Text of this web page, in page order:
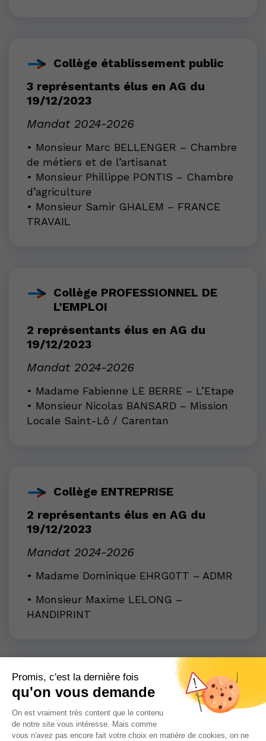
Collège établissement public
3 représentants élus en AG du
19/12/2023
Mandat 2024-2026
• Monsieur Marc BELLENGER – Chambre
de métiers et de l’artisanat
• Monsieur Phillippe PONTIS – Chambre
d’agriculture
• Monsieur Samir GHALEM – FRANCE
TRAVAIL
Collège PROFESSIONNEL DE
L’EMPLOI
2 représentants élus en AG du
19/12/2023
Mandat 2024-2026
• Madame Fabienne LE BERRE – L’Etape
• Monsieur Nicolas BANSARD – Mission
Locale Saint-Lô / Carentan
Collège ENTREPRISE
2 représentants élus en AG du
19/12/2023
Mandat 2024-2026
• Madame Dominique EHRG0TT – ADMR
• Monsieur Maxime LELONG –
HANDIPRINT
Collège BÉNÉFICIAIRE
1 représentant élu enAG du
19/12/2023